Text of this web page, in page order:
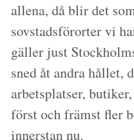
allena, då blir det
sovstadsförorter vi
gäller just
sned åt andra hållet,
arbetsplatser,
först och främst fler
innerstan nu.